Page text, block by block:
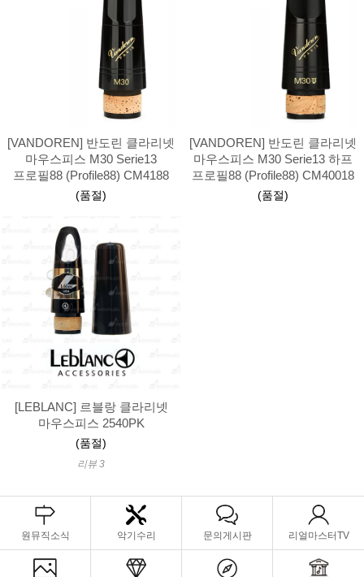
[VANDOREN] 반도린 클라리넷
마우스피스 M30 Serie13
프로필88 (Profile88) CM4188
(품절)
[VANDOREN] 반도린 클라리넷
마우스피스 M30 Serie13 하프
프로필88 (Profile88) CM40018
(품절)
[LEBLANC] 르블랑 클라리넷
마우스피스 2540PK
(품절)
리뷰 3
원뮤직소식 악기수리 문의게시판 리얼마스터TV